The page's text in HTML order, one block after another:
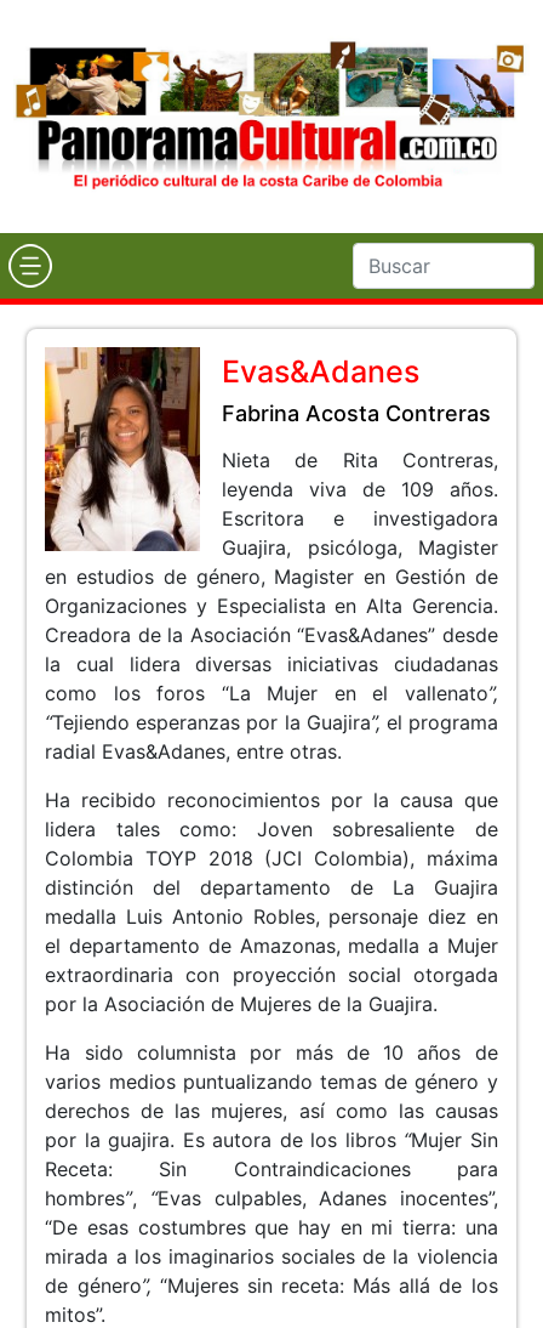
Evas&Adanes
Fabrina Acosta Contreras
Nieta de Rita Contreras,
leyenda viva de 109 años.
Escritora e investigadora
Guajira, psicóloga, Magister
en estudios de género, Magister en Gestión de
Organizaciones y Especialista en Alta Gerencia.
Creadora de la Asociación “Evas&Adanes” desde
la cual lidera diversas iniciativas ciudadanas
como los foros “La Mujer en el vallenato”,
“Tejiendo esperanzas por la Guajira”, el programa
radial Evas&Adanes, entre otras.
Ha recibido reconocimientos por la causa que
lidera tales como: Joven sobresaliente de
Colombia TOYP 2018 (JCI Colombia), máxima
distinción del departamento de La Guajira
medalla Luis Antonio Robles, personaje diez en
el departamento de Amazonas, medalla a Mujer
extraordinaria con proyección social otorgada
por la Asociación de Mujeres de la Guajira.
Ha sido columnista por más de 10 años de
varios medios puntualizando temas de género y
derechos de las mujeres, así como las causas
por la guajira. Es autora de los libros “Mujer Sin
Receta: Sin Contraindicaciones para
hombres”, “Evas culpables, Adanes inocentes”,
“De esas costumbres que hay en mi tierra: una
mirada a los imaginarios sociales de la violencia
de género”, “Mujeres sin receta: Más allá de los
mitos”.